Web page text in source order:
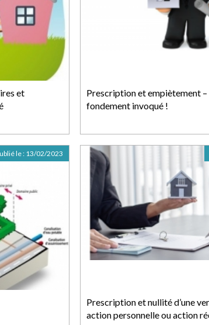
et
Prescription et empiètement
fondement invoqué !
le : 13/02/2023
Prescription et nullité d’une
action personnelle ou action